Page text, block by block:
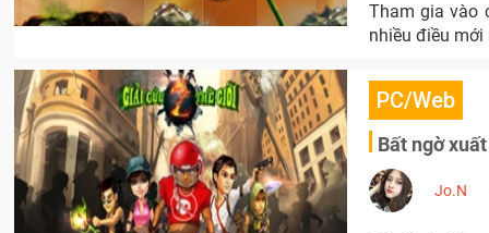
Tham gia vào
nhiều điều
PC/Web
Bất ngờ
Jo.N